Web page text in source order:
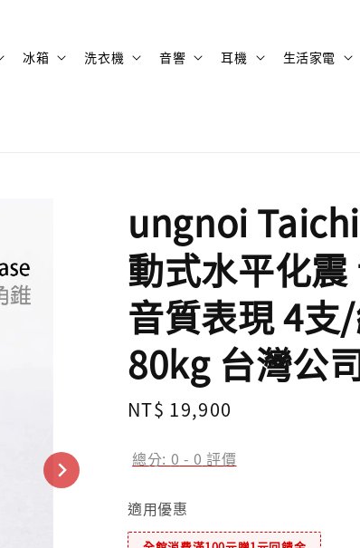
冰箱 洗衣機 音響 耳機 生活家電
ungnoi
動式水平化
音質表現 4支
80kg 台灣公
Regular
NT$ 19,900
總分: 0 - 0 評價
適用優惠